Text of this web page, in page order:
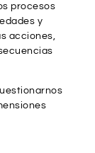
procesos
y
acciones,